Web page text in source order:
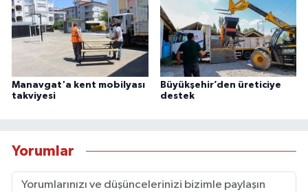
Manavgat'a kent mobilyası
takviyesi
Büyükşehir’den üreticiye
destek
Yorumlar